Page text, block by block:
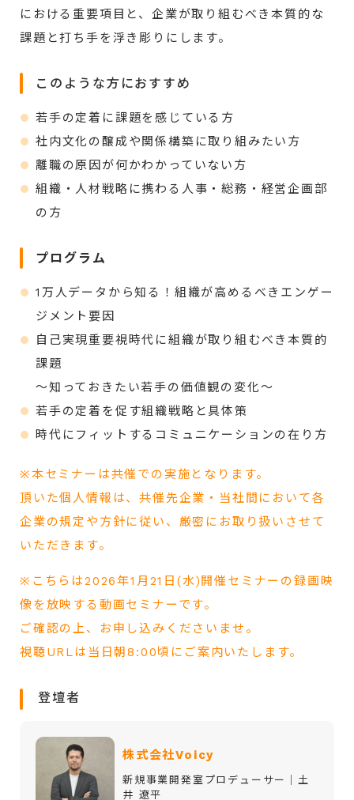
における重要項目と、企業が取り組むべき本質的な
課題と打ち手を浮き彫りにします。
このような方におすすめ
若手の定着に課題を感じている方
社内文化の醸成や関係構築に取り組みたい方
離職の原因が何かわかっていない方
組織・人材戦略に携わる人事・総務・経営企画部
の方
プログラム
1万人データから知る！組織が高めるべきエンゲー
ジメント要因
自己実現重要視時代に組織が取り組むべき本質的
課題
～知っておきたい若手の価値観の変化～
若手の定着を促す組織戦略と具体策
時代にフィットするコミュニケーションの在り方
※本セミナーは共催での実施となります。
頂いた個人情報は、共催先企業・当社間において各
企業の規定や方針に従い、厳密にお取り扱いさせて
いただきます。
※こちらは2026年1 月21日(水)開催セミナー の録画映
像を放映する動画セミナーです。
ご確認の上、お申し込みくださいませ。
視聴URLは当日朝8:00頃にご案内いたします。
登壇者
株式会社Voicy
新規事業開発室プロデューサー｜土
井 遼平